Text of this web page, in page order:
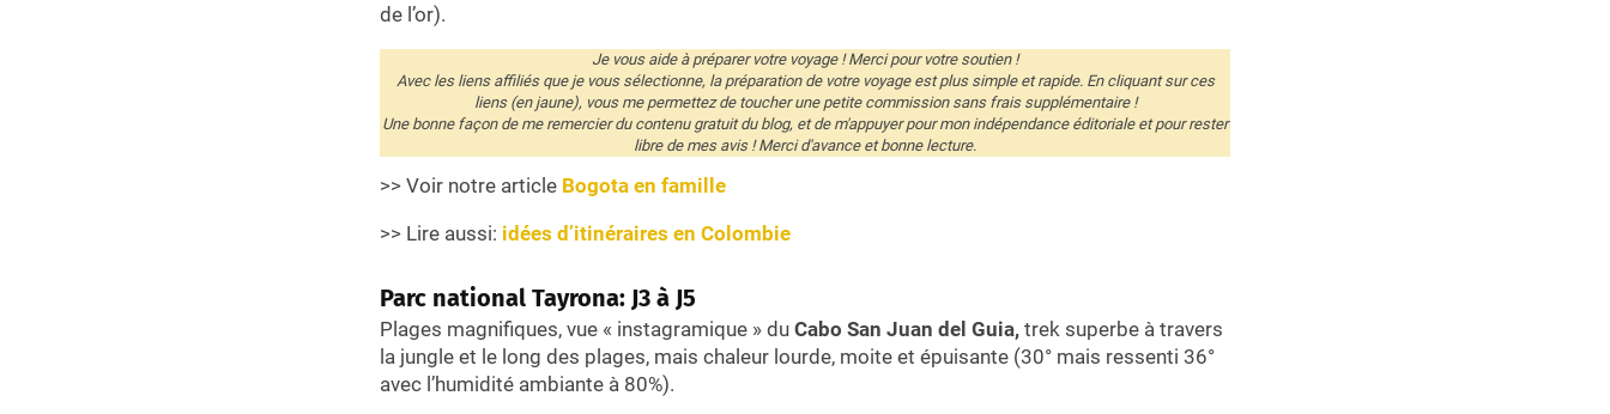
de l’or).
Je vous aide à préparer votre voyage ! Merci pour votre soutien !
Avec les liens affiliés que je vous sélectionne, la préparation de votre voyage est plus simple et rapide. En cliquant sur ces
liens (en jaune), vous me permettez de toucher une petite commission sans frais supplémentaire !
Une bonne façon de me remercier du contenu gratuit du blog, et de m'appuyer pour mon indépendance éditoriale et pour rester
libre de mes avis ! Merci d'avance et bonne lecture.
>> Voir notre article Bogota en famille
>> Lire aussi: idées d’itinéraires en Colombie
Parc national Tayrona: J3 à J5
Plages magnifiques, vue « instagramique » du Cabo San Juan del Guia, trek superbe à travers
la jungle et le long des plages, mais chaleur lourde, moite et épuisante (30° mais ressenti 36°
avec l’humidité ambiante à 80%).